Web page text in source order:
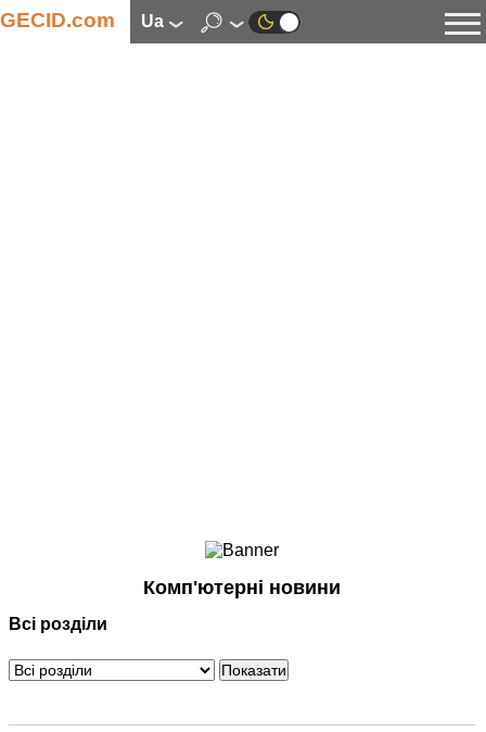
GECID.com ua
Смартфони
Периферія
Програмне забезпечення
Комп'ютерні новини
Всі розділи